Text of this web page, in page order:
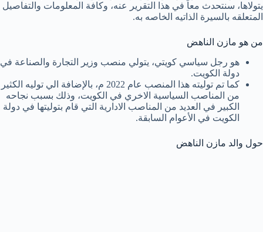
يتولاها، سنتحدث معاً في هذا التقرير عنه، وكافة المعلومات والتفاصيل
المتعلقه بالسيرة الذاتيه الخاصه به.
من هو مازن الناهض
هو رجل سياسي كويتي، يتولي منصب وزير التجارة والصناعة في
دولة الكويت.
كما تم توليته هذا المنصب عام 2022 م، بالإضافة الي توليه الكثير
من المناصب السياسية الاخري في الكويت، وذلك بسبب نجاحه
الكبير في العديد من المناصب الادارية التي قام بتوليتها في دولة
الكويت في الأعوام السابقة.
حول والد مازن الناهض